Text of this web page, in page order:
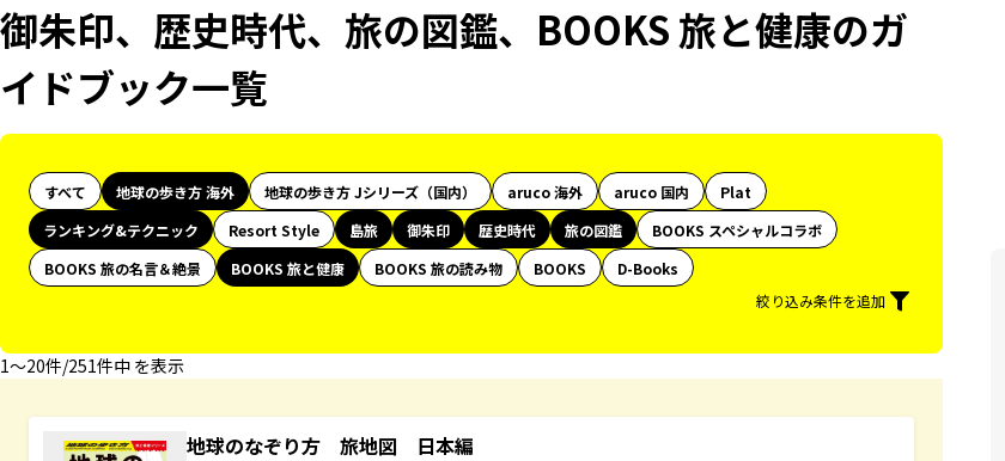
御朱印、歴史時代、旅の図鑑、BOOKS 旅と健康のガ
イドブック一覧
すべて 地球の歩き方 海外 地球の歩き方 Jシリーズ（国内） aruco 海外 aruco 国内
Plat
ランキング&テクニック
Resort Style 島旅 御朱印 歴史時代 旅の図鑑
BOOKS スペシャルコラボ
BOOKS 旅の名言＆絶景
BOOKS 旅と健康 BOOKS 旅の読み物 BOOKS
D-Books
絞り込み条件を追加
1〜20件/251件中 を表示
地球のなぞり方 旅地図 日本編